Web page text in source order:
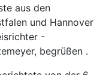
aus den
und Hannover
-
begrüßen .